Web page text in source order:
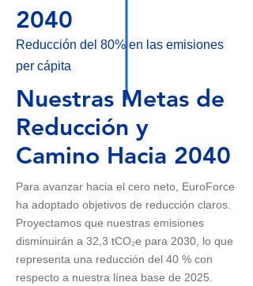
2040
Reducción del 80% en las emisiones
per cápita
Nuestras Metas de
Reducción y
Camino Hacia 2040
Para avanzar hacia el cero neto, EuroForce
ha adoptado objetivos de reducción claros.
Proyectamos que nuestras emisiones
disminuirán a 32,3 tCO₂e para 2030, lo que
representa una reducción del 40 % con
respecto a nuestra línea base de 2025.